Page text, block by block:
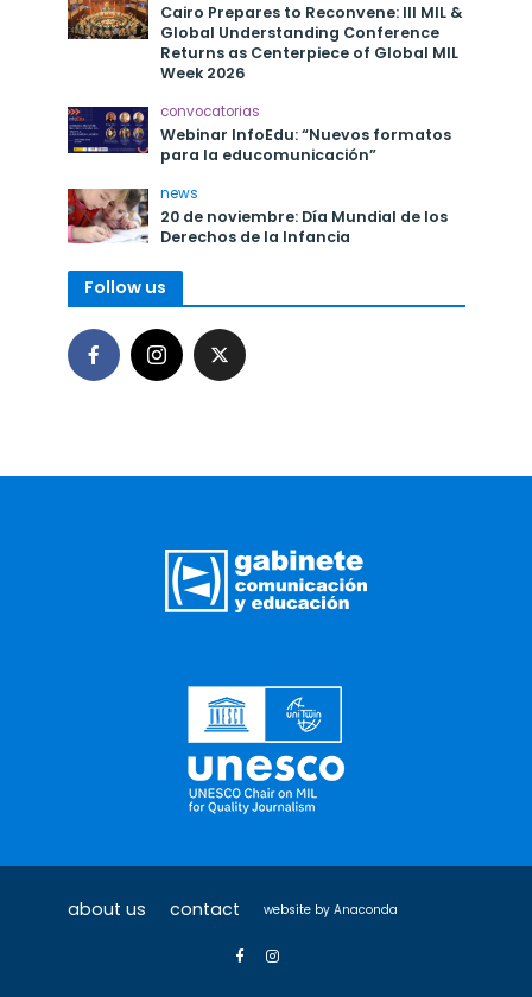
Cairo Prepares to Reconvene: III MIL &
Global Understanding Conference
Returns as Centerpiece of Global MIL
Week 2026
convocatorias
Webinar InfoEdu: “Nuevos formatos
para la educomunicación”
news
20 de noviembre: Día Mundial de los
Derechos de la Infancia
Follow us
about us contact website by Anaconda